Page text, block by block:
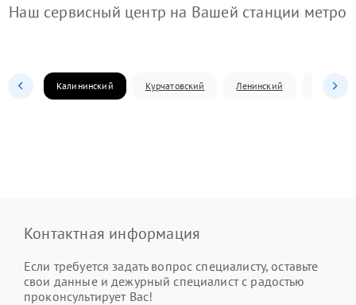
Наш сервисный центр на Вашей станции метро
Калининский Курчатовский Ленинский
Контактная информация
Если требуется задать вопрос специалисту, оставьте
свои данные и дежурный специалист с радостью
проконсультирует Вас!